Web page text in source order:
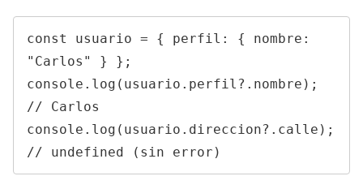
const usuario = { perfil: { nombre:
"Carlos" } };
console.log(usuario.perfil?.nombre);
// Carlos
console.log(usuario.direccion?.calle);
// undefined (sin error)